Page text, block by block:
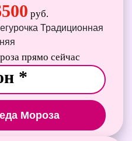
руб.
прямо сейчас
Мороза